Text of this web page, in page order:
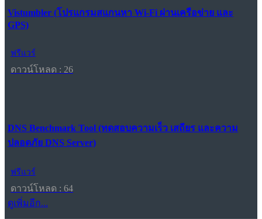
Vistumbler (โปรแกรมสแกนหา Wi-Fi ผ่านเครือข่าย และ
GPS)
ฟรีแวร์
ดาวน์โหลด : 26
DNS Benchmark Tool (ทดสอบความเร็ว เสถียร และความ
ปลอดภัย DNS Server)
ฟรีแวร์
ดาวน์โหลด : 64
ดูเพิ่มอีก...